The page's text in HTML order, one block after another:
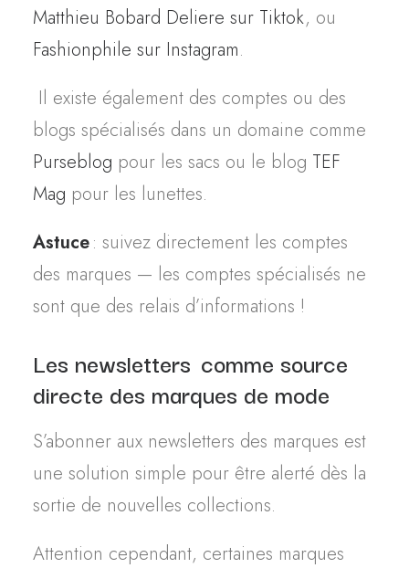
Matthieu Bobard Deliere sur Tiktok, ou
Fashionphile sur Instagram.
Il existe également des comptes ou des
blogs spécialisés dans un domaine comme
Purseblog pour les sacs ou le blog TEF
Mag pour les lunettes.
Astuce: suivez directement les comptes
des marques — les comptes spécialisés ne
sont que des relais d’informations !
Les newsletters comme source
directe des marques de mode
S’abonner aux newsletters des marques est
une solution simple pour être alerté dès la
sortie de nouvelles collections.
Attention cependant, certaines marques